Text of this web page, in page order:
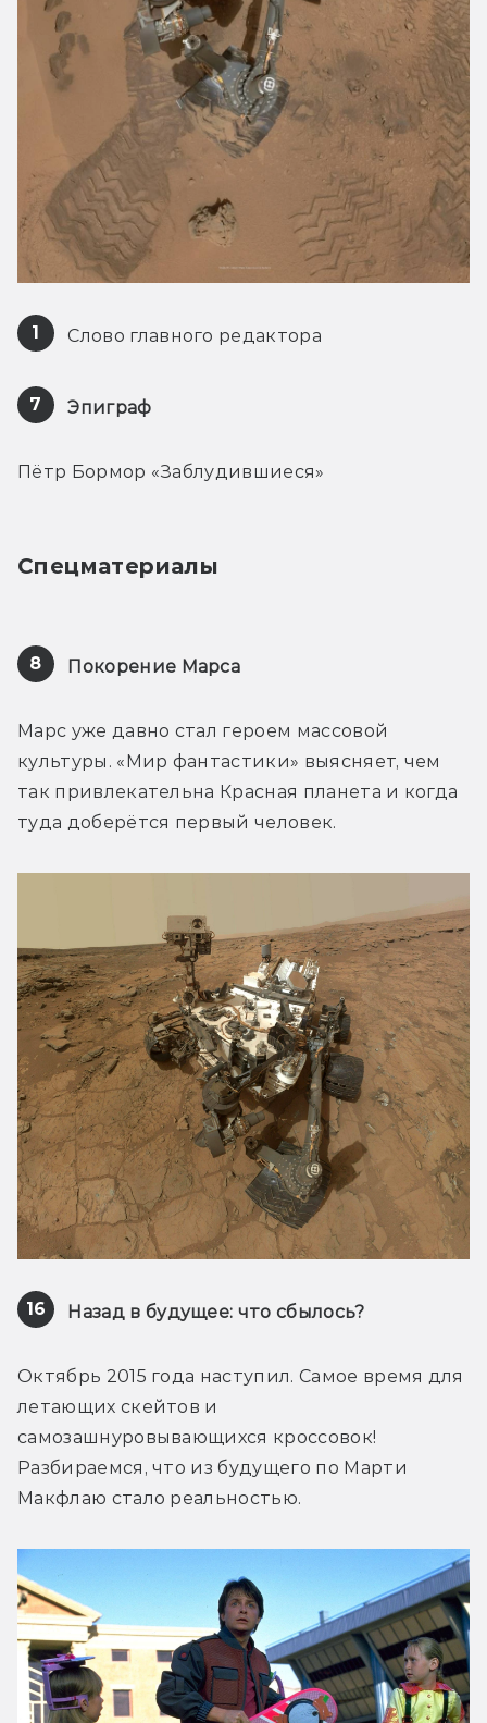
1 Слово главного редактора
7 Эпиграф
Пётр Бормор «Заблудившиеся»
Спецматериалы
8 Покорение Марса
Марс уже давно стал героем массовой
культуры. «Мир фантастики» выясняет, чем
так привлекательна Красная планета и когда
туда доберётся первый человек.
16 Назад в будущее: что сбылось?
Октябрь 2015 года наступил. Самое время для
летающих скейтов и
самозашнуровывающихся кроссовок!
Разбираемся, что из будущего по Марти
Макфлаю стало реальностью.